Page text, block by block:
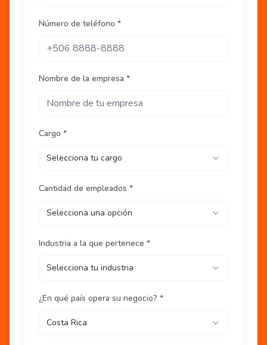
Número de teléfono *
Nombre de la empresa *
Cargo *
Selecciona tu cargo
Cantidad de empleados *
Selecciona una opción
Industria a la que pertenece *
Selecciona tu industria
¿En qué país opera su negocio? *
Costa Rica